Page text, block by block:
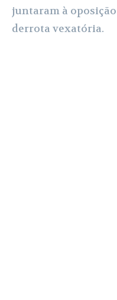
juntaram à
derrota vexatória.